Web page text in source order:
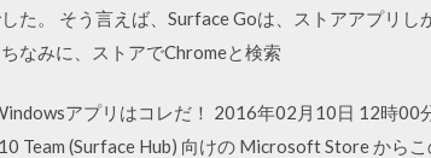
た。 そう言えば、Surface Goは、ストアアプリ
なみに、ストアでChromeと検索
アプリはコレだ！ 2016年02月10日 12時00
Team (Surface Hub) 向けの Microsoft Store から